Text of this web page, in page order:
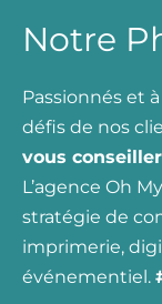
Notre
Passionnés et
défis de nos
vous
L’agence Oh
stratégie de
imprimerie,
événementiel.